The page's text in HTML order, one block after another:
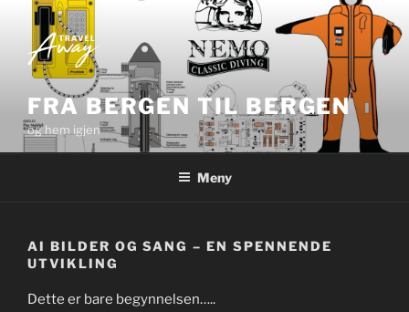
innhold
FRA BERGEN TIL BERGEN
og hem igjen
Meny
AI BILDER OG SANG – EN SPENNENDE
UTVIKLING
Dette er bare begynnelsen…..